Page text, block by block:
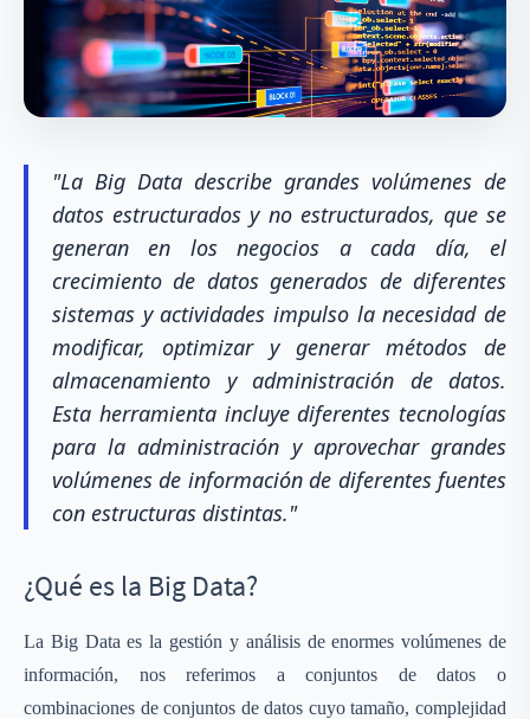
"La Big Data describe grandes volúmenes de
datos estructurados y no estructurados, que se
generan en los negocios a cada día, el
crecimiento de datos generados de diferentes
sistemas y actividades impulso la necesidad de
modificar, optimizar y generar métodos de
almacenamiento y administración de datos.
Esta herramienta incluye diferentes tecnologías
para la administración y aprovechar grandes
volúmenes de información de diferentes fuentes
con estructuras distintas."
¿Qué es la Big Data?
La Big Data es la gestión y análisis de enormes volúmenes de
información, nos referimos a conjuntos de datos o
combinaciones de conjuntos de datos cuyo tamaño, complejidad